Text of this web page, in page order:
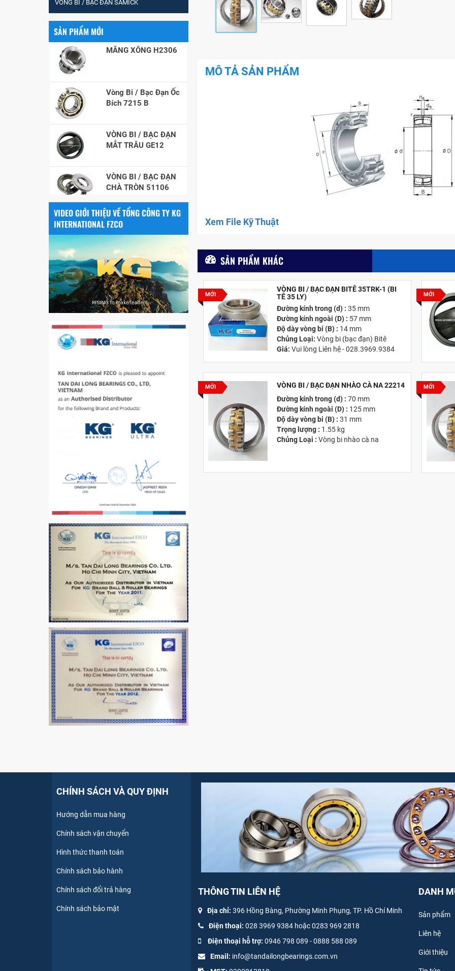
MÔ TẢ SẢN PHẨM
Xem File Kỹ Thuật
SẢN PHẨM KHÁC
MỚI
VÒNG BI / BẠC ĐẠN BITÊ 35TRK-1 (BI
TÊ 35 LY)
Đường kính trong (d) : 35 mm
Đường kính ngoài (D) : 57 mm
Độ dày vòng bi (B) : 14 mm
Chủng Loại:Vòng bi (bạc đạn) Bitê
Giá: Vui lòng Liên hệ - 028.3969.9384
MỚI
VÒNG BI / BẠC ĐẠN NHÀO CÀ NA 22214
Đường kính trong (d) : 70 mm
Đường kính ngoài (D) : 125 mm
Độ dày vòng bi (B) : 31 mm
Trọng lượng : 1.55 kg
Chủng Loại :Vòng bi nhào cà na
MỚI
MỚI
VÒNG BI / BẠC ĐẠN SAMICK
SẢN PHẨM MỚI
CỐT BƠM NƯỚC
12x12x26
Bích 7215 B
MẮT TRÂU GE12
CHÀ TRÒN 51106
VÒNG BI / BẠC ĐẠN
NHÀO CÀ NA 24134
Vòng bi / Bạc đạn
tròn : 698
VÒNG BI PHS20
5200
VÒNG BI / BẠC ĐẠN
CHÀ TRÒN 51105
CỐT BƠM NƯỚC
12x12x26
MĂNG XÔNG H2306
Bích 7215 B
VÒNG BI / BẠC ĐẠN
MẮT TRÂU GE12
VÒNG BI / BẠC ĐẠN
CHÀ TRÒN 51106
VIDEO GIỚI THIỆU VỀ TỔNG CÔNG TY KG
INTERNATIONAL FZCO
CHÍNH SÁCH VÀ QUY ĐỊNH
Hướng dẫn mua hàng
Chính sách vận chuyển
Hình thức thanh toán
Chính sách bảo hành
Chính sách đổi trả hàng
Chính sách bảo mật
THÔNG TIN LIÊN HỆ
Địa chỉ: 396 Hồng Bàng, Phường Minh Phụng, TP. Hồ Chí Minh
Điện thoại: 028 3969 9384 hoặc 0283 969 2818
Điện thoại hỗ trợ: 0946 798 089 -0888 588 089
Email: info@tandailongbearings.com.vn
DANH
Sản phẩm
Liên hệ
Giới thiệu